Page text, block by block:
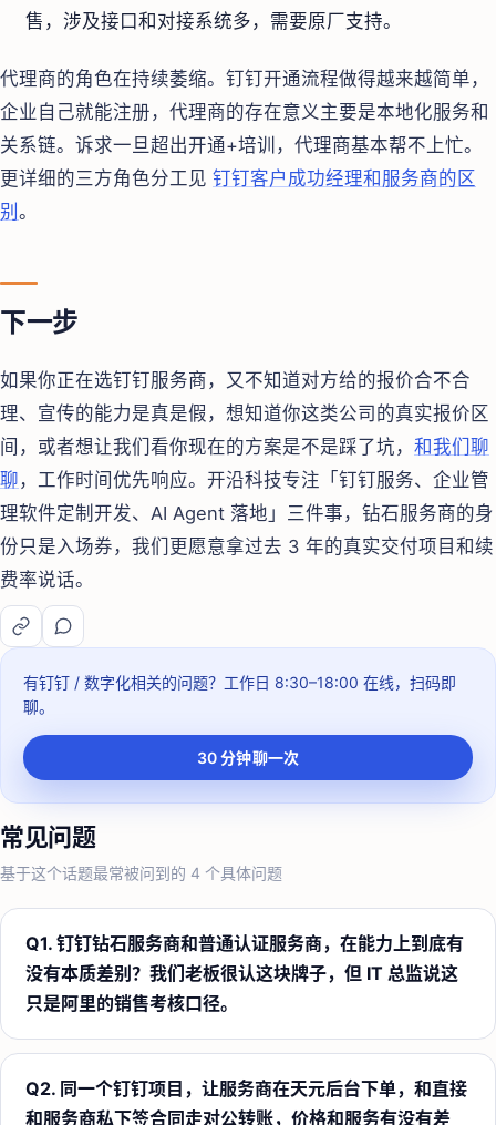
售，涉及接口和对接系统多，需要原厂支持。
代理商的角色在持续萎缩。钉钉开通流程做得越来越简单，
企业自己就能注册，代理商的存在意义主要是本地化服务和
关系链。诉求一旦超出开通+培训，代理商基本帮不上忙。
更详细的三方角色分工见 钉钉客户成功经理和服务商的区
别 。
下一步
如果你正在选钉钉服务商，又不知道对方给的报价合不合
理、宣传的能力是真是假，想知道你这类公司的真实报价区
间，或者想让我们看你现在的方案是不是踩了坑， 和我们聊
聊 ，工作时间优先响应。开沿科技专注「钉钉服务、企业管
理软件定制开发、AI Agent 落地」三件事，钻石服务商的身
份只是入场券，我们更愿意拿过去 3 年的真实交付项目和续
费率说话。
有钉钉 / 数字化相关的问题？ 工作日 8:30–18:00 在线，扫码即
聊。
30 分钟聊一次
常见问题
基于这个话题最常被问到的 4 个具体问题
Q1. 钉钉钻石服务商和普通认证服务商，在能力上到底有
没有本质差别？我们老板很认这块牌子，但 IT 总监说这
只是阿里的销售考核口径。
Q2. 同一个钉钉项目，让服务商在天元后台下单，和直接
和服务商私下签合同走对公转账，价格和服务有没有差